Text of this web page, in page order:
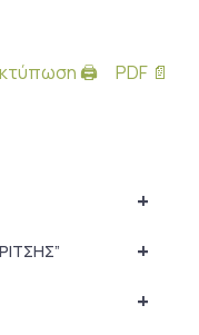
🖨 PDF 📄
+
+
+